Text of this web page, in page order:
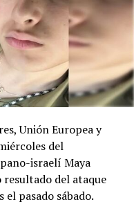
Unión Europea y
del
israelí Maya
del ataque
pasado sábado.